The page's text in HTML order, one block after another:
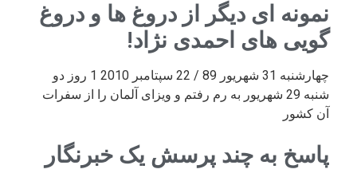
نمونه ای دیگر از دروغ ها و دروغ
گویی های احمدی نژاد!
چهارشنبه 31 شهریور 89 / 22 سپتامبر 2010 1 روز دو
شنبه 29 شهریور به رم رفتم و ویزای آلمان را از سفرات
آن کشور
پاسخ به چند پرسش یک خبرنگار